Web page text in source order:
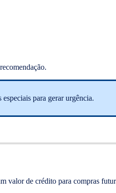
para gerar urgência.
valor de crédito para compras